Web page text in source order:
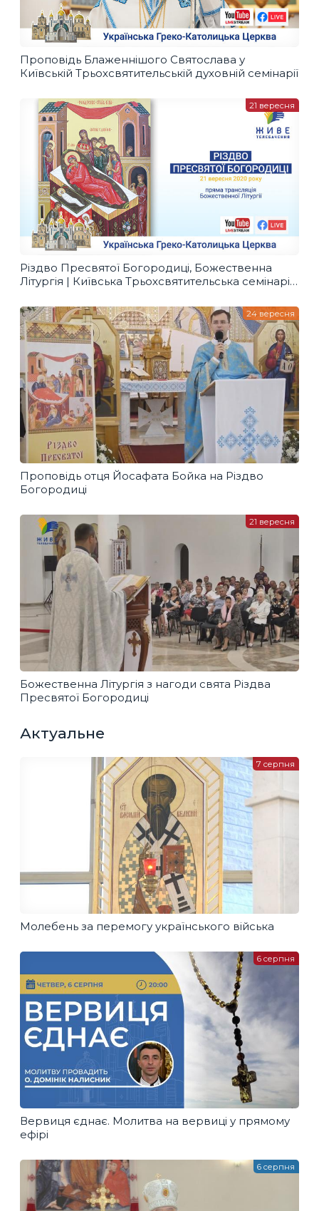
Проповідь Блаженнішого Святослава у
Київській Трьохсвятительській духовній семінарії
Різдво Пресвятої Богородиці, Божественна
Літургія | Київська Трьохсвятительська семінарія,
21 вересня
Проповідь отця Йосафата Бойка на Різдво
Богородиці
24 вересня
Божественна Літургія з нагоди свята Різдва
Пресвятої Богородиці
21 вересня
Актуальне
Молебень за перемогу українського війська
7 серпня
Вервиця єднає. Молитва на вервиці у прямому
ефірі
6 серпня
6 серпня